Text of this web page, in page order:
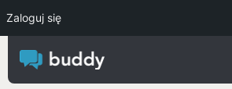
Zaloguj się